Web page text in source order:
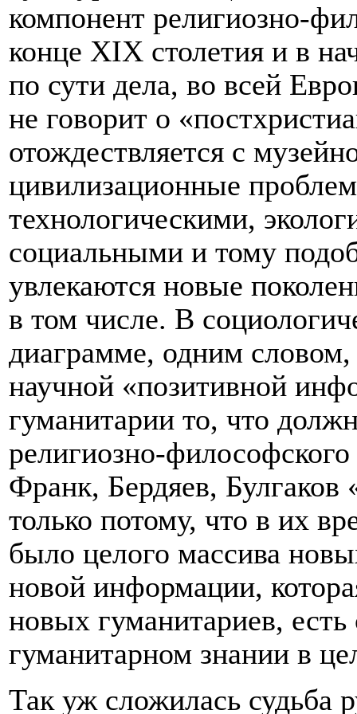
компонент религиозно-
конце ХIХ столетия и в
по сути дела, во всей
не говорит о
отождествляется с
цивилизационные
технологическими,
социальными и тому
увлекаются новые
в том числе. В
диаграмме, одним
научной «позитивной
гуманитарии то, что
религиозно-
Франк, Бердяев, Булгаков
только потому, что в их
было целого массива
новой информации,
новых гуманитариев,
гуманитарном знании в
Так уж сложилась судьба